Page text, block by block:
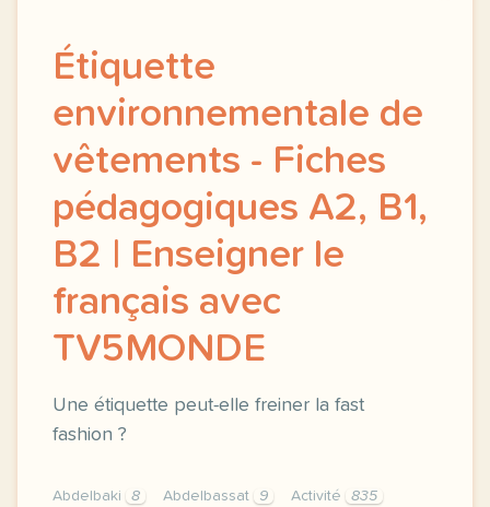
Étiquette
environnementale de
vêtements - Fiches
pédagogiques A2, B1,
B2 | Enseigner le
français avec
TV5MONDE
Une étiquette peut-elle freiner la fast
fashion ?
Abdelbaki 8 Abdelbassat 9 Activité
835